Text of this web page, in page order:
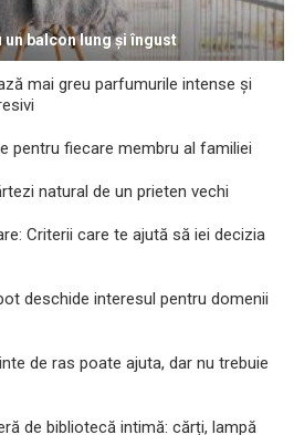
balcon lung și îngust
mai greu parfumurile intense și
pentru fiecare membru al familiei
natural de un prieten vechi
Criterii care te ajută să iei decizia
deschide interesul pentru domenii
de ras poate ajuta, dar nu trebuie
de bibliotecă intimă: cărți, lampă